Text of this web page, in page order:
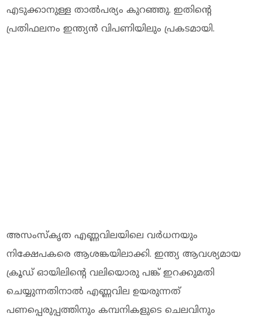
എടുക്കാനുള്ള താൽപര്യം കുറഞ്ഞു. ഇതിന്റെ
പ്രതിഫലനം ഇന്ത്യൻ വിപണിയിലും പ്രകടമായി.
അസംസ്കൃത എണ്ണവിലയിലെ വർധനയും
നിക്ഷേപകരെ ആശങ്കയിലാക്കി. ഇന്ത്യ ആവശ്യമായ
ക്രൂഡ് ഓയിലിന്റെ വലിയൊരു പങ്ക് ഇറക്കുമതി
ചെയ്യുന്നതിനാൽ എണ്ണവില ഉയരുന്നത്
പണപ്പെരുപ്പത്തിനും കമ്പനികളുടെ ചെലവിനും